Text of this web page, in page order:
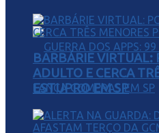
BARBÁRIE VIRTUAL:
ADULTO E CERCA
ESTUPRO EM SP